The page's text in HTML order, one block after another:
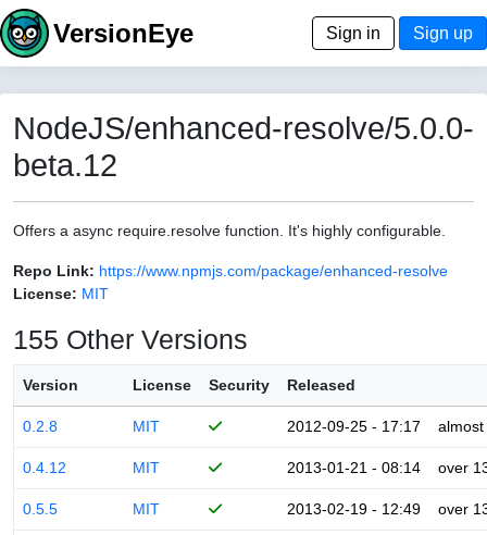
VersionEye Sign in Sign up
NodeJS/enhanced-resolve/5.0.0-
beta.12
Offers a async require.resolve function. It's highly configurable.
Repo Link: https://www.npmjs.com/package/enhanced-resolve
License: MIT
155 Other Versions
Version License Security Released
0.2.8 MIT 2012-09-25 - 17:17
0.4.12 MIT 2013-01-21 - 08:14 over
0.5.5 MIT 2013-02-19 - 12:49 over